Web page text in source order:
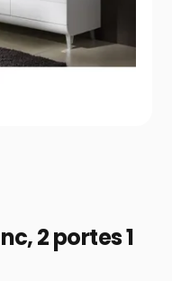
2 portes 1